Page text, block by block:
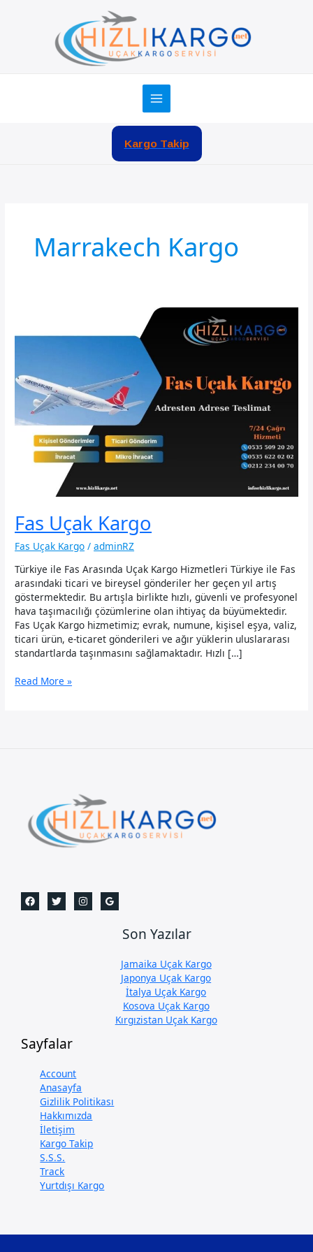
Kargo Takip
Marrakech Kargo
Fas Uçak Kargo
Fas Uçak Kargo /adminRZ
Türkiye ile Fas Arasında Uçak Kargo Hizmetleri Türkiye ile Fas
arasındaki ticari ve bireysel gönderiler her geçen yıl artış
göstermektedir. Bu artışla birlikte hızlı, güvenli ve profesyonel
hava taşımacılığı çözümlerine olan ihtiyaç da büyümektedir.
Fas Uçak Kargo hizmetimiz; evrak, numune, kişisel eşya, valiz,
ticari ürün, e-ticaret gönderileri ve ağır yüklerin uluslararası
standartlarda taşınmasını sağlamaktadır. Hızlı […]
Fas
Read More »
Son Yazılar
Jamaika Uçak Kargo
Japonya Uçak Kargo
İtalya Uçak Kargo
Kosova Uçak Kargo
Kırgızistan Uçak Kargo
Sayfalar
Account
Anasayfa
Gizlilik Politikası
Hakkımızda
İletişim
Kargo Takip
S.S.S.
Track
Yurtdışı Kargo